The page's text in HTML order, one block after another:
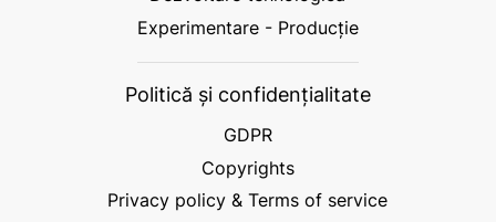
Experimentare - Producție
Politică și confidențialitate
GDPR
Copyrights
Privacy policy & Terms of service